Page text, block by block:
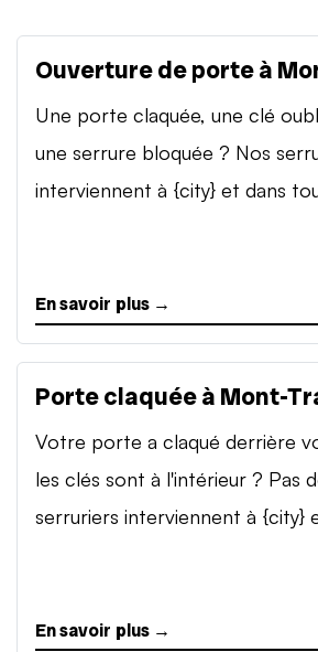
Ouverture de porte à
Une porte claquée, une clé
une serrure bloquée ? Nos
interviennent à {city} et dans
En savoir plus →
Porte claquée à Mont-
Votre porte a claqué derrière
les clés sont à l'intérieur ? Pas
serruriers interviennent à {city}
En savoir plus →